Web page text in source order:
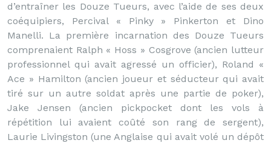
d’entraîner les Douze Tueurs, avec l’aide de ses deux
coéquipiers, Percival « Pinky » Pinkerton et Dino
Manelli. La première incarnation des Douze Tueurs
comprenaient Ralph « Hoss » Cosgrove (ancien lutteur
professionnel qui avait agressé un officier), Roland «
Ace » Hamilton (ancien joueur et séducteur qui avait
tiré sur un autre soldat après une partie de poker),
Jake Jensen (ancien pickpocket dont les vols à
répétition lui avaient coûté son rang de sergent),
Laurie Livingston (une Anglaise qui avait volé un dépôt